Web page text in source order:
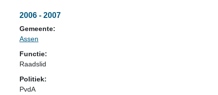
2006 - 2007
Gemeente:
Assen
Functie:
Raadslid
Politiek:
PvdA